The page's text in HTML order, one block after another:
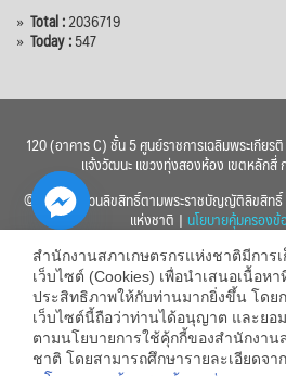
» Total :2036719
» Today :547
120 (อาคาร C) ชั้น 5 ศูนย์ราชการเฉลิมพระเกีย
แจ้งวัฒนะ แขวงทุ่งสองห้อง เขตหลักสี่
© 2560 สงวนลิขสิทธิ์ตามพระราชบัญญัติลิขสิทธิ์
แห่งชาติ | นโยบายคุ้มครอง
สำนักงานสภาเกษตรกรแห่งชาติมีการ
เว็บไซต์ (Cookies) เพื่อนำเสนอเนื้อห
ประสิทธิภาพให้กับท่านมากยิ่งขึ้น โดย
เว็บไซต์นี้ถือว่าท่านได้อนุญาต และยอ
ตามนโยบายการใช้คุ้กกี้ของสำนักงาน
ชาติ โดยสามารถศึกษารายละเอียดจาก
Hide
chaty